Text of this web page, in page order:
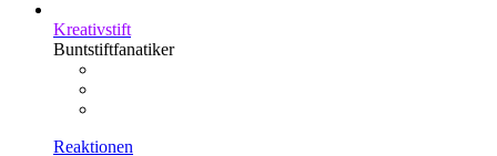
Kreativstift
Buntstiftfanatiker
Reaktionen